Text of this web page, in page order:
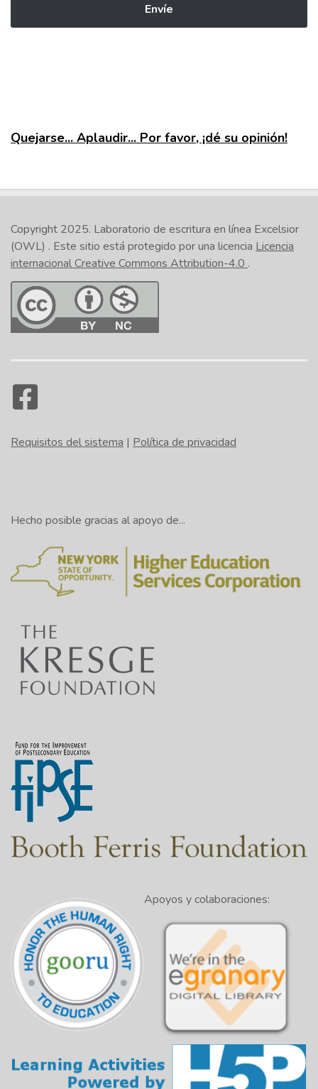
Quejarse... Aplaudir... Por favor, ¡dé su opinión!
Copyright 2025. Laboratorio de escritura en línea Excelsior
(OWL) . Este sitio está protegido por una licencia Licencia
internacional Creative Commons Attribution-4.0 .
Requisitos del sistema | Política de privacidad
Hecho posible gracias al apoyo de...
Apoyos y colaboraciones: